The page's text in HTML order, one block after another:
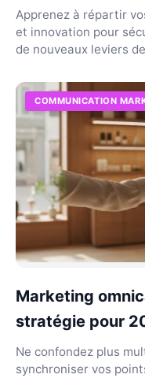
Apprenez à répartir
et innovation pour
de nouveaux leviers
COMMUNICATION
Marketing
stratégie pour
Ne confondez plus
synchroniser vos